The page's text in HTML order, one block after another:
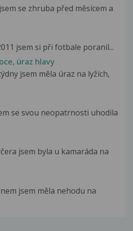
se zhruba před měsícem a
jsem si při fotbale poranil...
úraz hlavy
jsem měla úraz na lyžích,
se svou neopatrnosti uhodila
jsem byla u kamaráda na
jsem měla nehodu na